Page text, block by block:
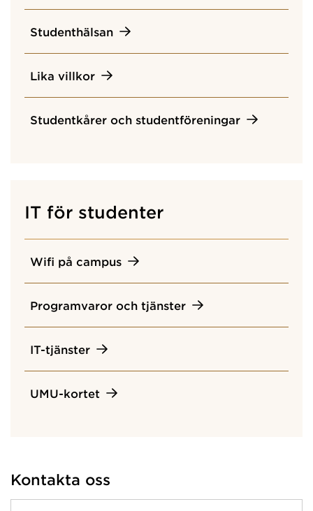
Studenthälsan
Lika villkor
Studentkårer och studentföreningar
IT för studenter
Wifi på campus
Programvaror och tjänster
IT-tjänster
UMU-kortet
Kontakta oss